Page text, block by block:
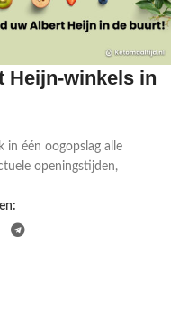
Heijn-winkels in
in één oogopslag alle
openingstijden,